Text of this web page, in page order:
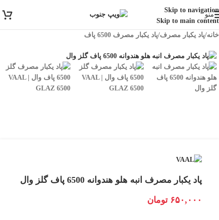
Skip to navigation
Skip to main content
پست و تیپاکس
منو
خانه/پاد یکبار مصرف/پاد یکبار مصرف 6500 پاف
پاد یکبار مصرف انبه هلو هندوانه 6500 پاف گلز وال
۶۵۰,۰۰۰ تومان